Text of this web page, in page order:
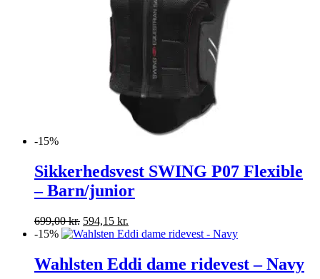
-15%
Sikkerhedsvest SWING P07 Flexible
– Barn/junior
699,00kr. Den
oprindelige
var:
699,00 kr..
594,15 kr.
aktuelle
er:
594,15 kr..
-15%
Wahlsten Eddi dame ridevest – Navy